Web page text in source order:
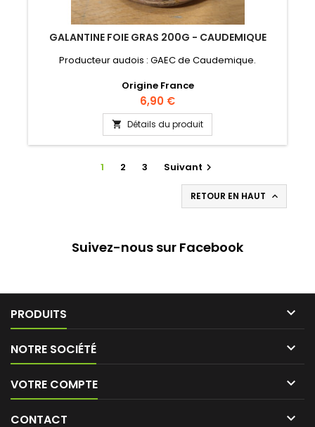
GALANTINE FOIE GRAS 200G - CAUDEMIQUE
Producteur audois : GAEC de Caudemique.
Origine France
Prix
6,90 €
 Détails du produit
1 2 3 Suivant 
RETOUR EN HAUT 
Suivez-nous sur Facebook
PRODUITS 
NOTRE SOCIÉTÉ 
VOTRE COMPTE 
CONTACT 